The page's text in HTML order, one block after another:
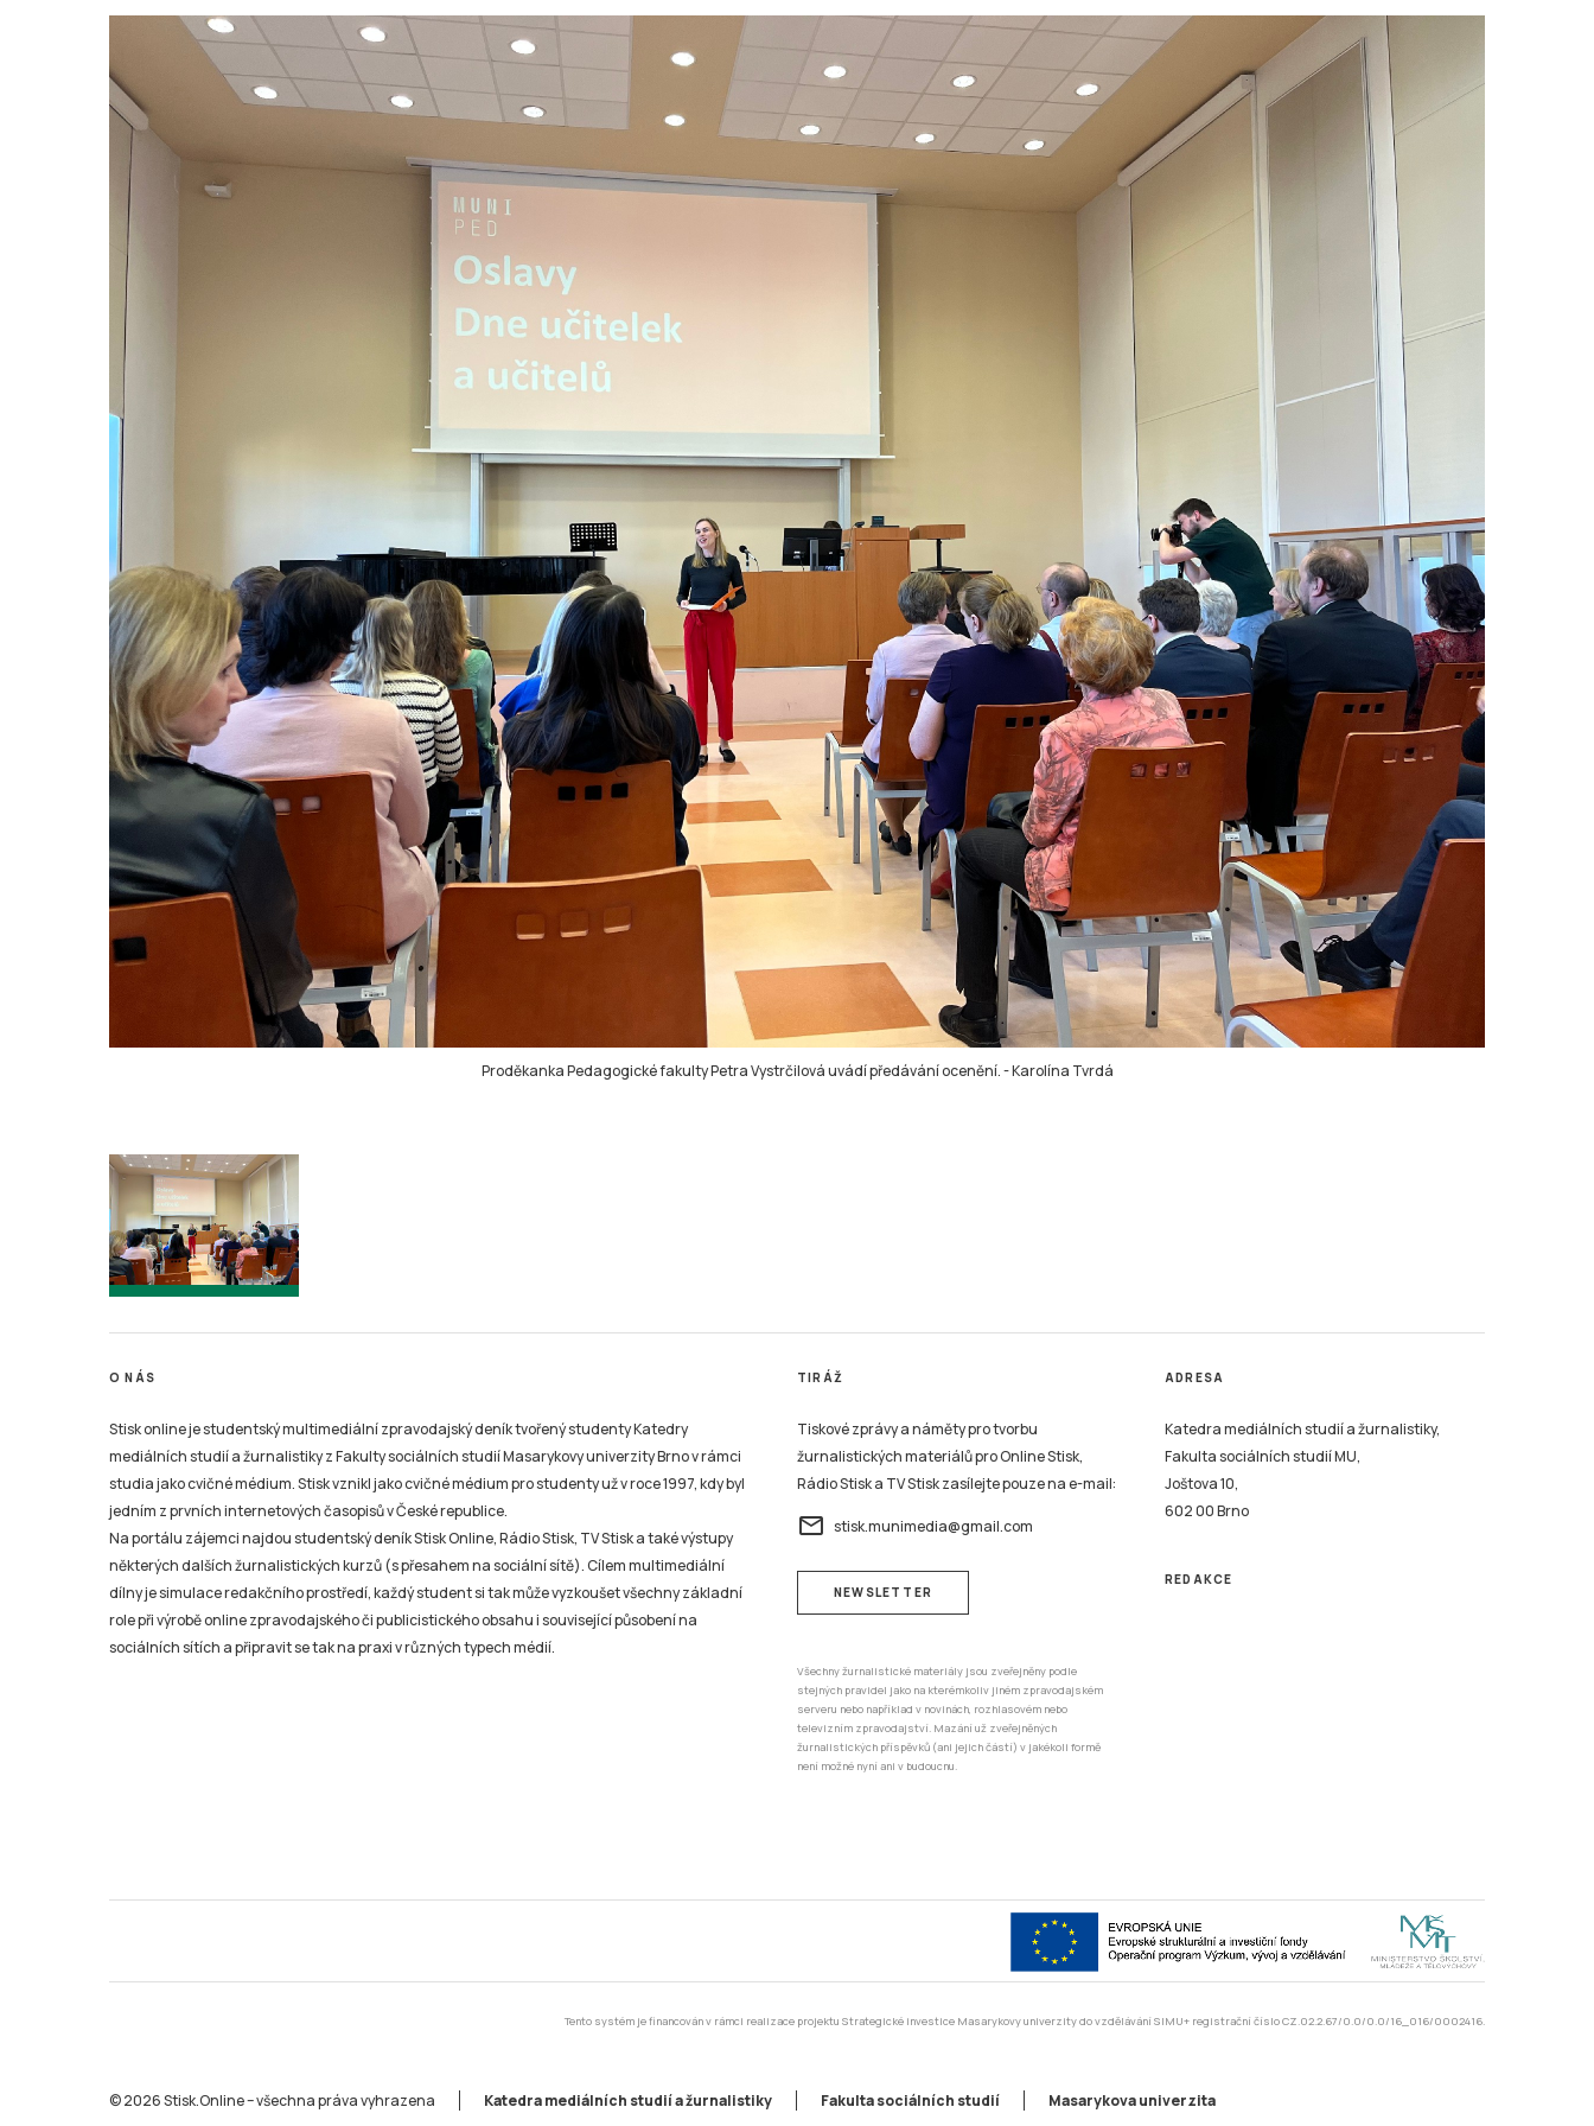
Proděkanka Pedagogické fakulty Petra Vystrčilová uvádí předávání ocenění.-Karolína Tvrdá
O NÁS
Stisk online je studentský multimediální zpravodajský deník tvořený studenty Katedry
mediálních studií a žurnalistiky z Fakulty sociálních studií Masarykovy univerzity Brno v rámci
studia jako cvičné médium. Stisk vznikl jako cvičné médium pro studenty už v roce 1997, kdy byl
jedním z prvních internetových časopisů v České republice.
Na portálu zájemci najdou studentský deník Stisk Online, Rádio Stisk, TV Stisk a také výstupy
některých dalších žurnalistických kurzů (s přesahem na sociální sítě). Cílem multimediální
dílny je simulace redakčního prostředí, každý student si tak může vyzkoušet všechny základní
role při výrobě online zpravodajského či publicistického obsahu i související působení na
sociálních sítích a připravit se tak na praxi v různých typech médií.
TIRÁŽ
Tiskové zprávy a náměty pro tvorbu
žurnalistických materiálů pro Online Stisk,
Rádio Stisk a TV Stisk zasílejte pouze na e-mail:
email stisk.munimedia@gmail.com
NEWSLETTER
Všechny žurnalistické materiály jsou zveřejněny podle
stejných pravidel jako na kterémkoliv jiném zpravodajském
serveru nebo například v novinách, rozhlasovém nebo
televizním zpravodajství. Mazání už zveřejněných
žurnalistických příspěvků (ani jejich částí) v jakékoli formě
není možné nyní ani v budoucnu.
ADRESA
Katedra mediálních studií a žurnalistiky,
Fakulta sociálních studií MU,
Joštova 10,
602 00 Brno
REDAKCE
Tento systém je financován v rámci realizace projektu Strategické investice Masarykovy univerzity do vzdělávání SIMU+ registrační číslo CZ.02.2.67/0.0/0.0/16_016/0002416.
© 2026 Stisk.Online – všechna práva vyhrazena Katedra mediálních studií a žurnalistiky Fakulta sociálních studií Masarykova univerzita